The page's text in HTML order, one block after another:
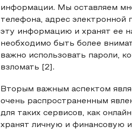
информации. Мы оставляем
телефона, адрес
эту информацию и хранят ее
необходимо быть более
важно использовать пароли,
взломать [2].
Вторым важным аспектом
очень распространенным
для таких сервисов, как
хранят личную и финансовую